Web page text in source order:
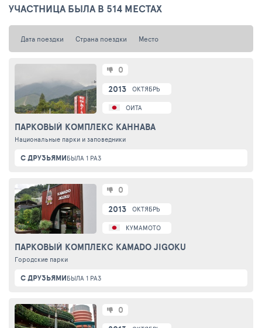
УЧАСТНИЦА БЫЛА В 514 МЕСТАХ
Дата поездки Страна поездки Место
2013 ОКТЯБРЬ
ОИТА
ПАРКОВЫЙ КОМПЛЕКС КАННАВА
Национальные парки и заповедники
0
С ДРУЗЬЯМИБЫЛА 1 РАЗ
2013 ОКТЯБРЬ
КУМАМОТО
ПАРКОВЫЙ КОМПЛЕКС KAMADO JIGOKU
Городские парки
0
С ДРУЗЬЯМИБЫЛА 1 РАЗ
0